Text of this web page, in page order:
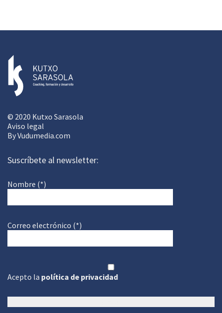
© 2020 Kutxo Sarasola
Aviso legal
ByVudumedia.com
Suscríbete al newsletter:
Nombre (*)
Correo electrónico (*)
Acepto la política de privacidad